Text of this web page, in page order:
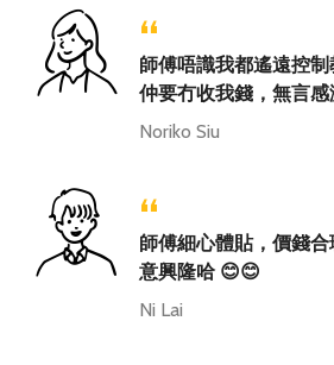
“
師傅唔識我都遙遠控制
仲要冇收我錢，無言感
Noriko Siu
“
師傅細心體貼，價錢
意興隆哈 😊😊
Ni Lai